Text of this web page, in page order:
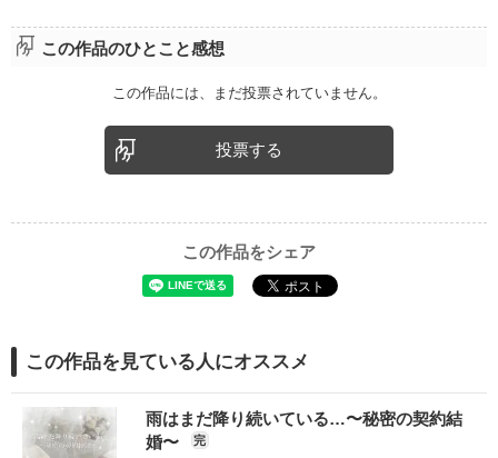
この作品のひとこと感想
この作品には、まだ投票されていません。
投票する
この作品をシェア
この作品を見ている人にオススメ
雨はまだ降り続いている…〜秘密の契約結
婚〜
完